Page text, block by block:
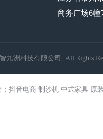
商务广场6幢
九洲科技有限公司 All Rights
抖音电商 制沙机 中式家具 原